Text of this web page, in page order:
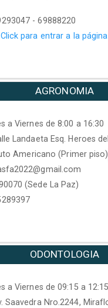
- 69888220
Click para entrar a la página
AGRONOMIA
a Viernes de 8:00 a 16:30
Landaeta Esq. Heroes
Americano (Primer piso)
(Sede La Paz)
ODONTOLOGIA
a Viernes de 09:15 a
Saavedra Nro.2244,